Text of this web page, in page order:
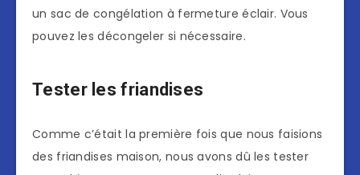
un sac de congélation à fermeture éclair. Vous
pouvez les décongeler si nécessaire.
Tester les friandises
Comme c’était la première fois que nous faisions
des friandises maison, nous avons dû les tester